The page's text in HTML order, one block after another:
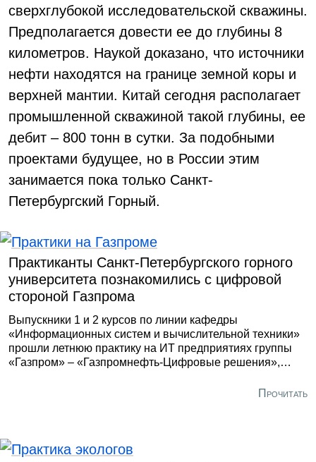
сверхглубокой исследовательской скважины.
Предполагается довести ее до глубины 8
километров. Наукой доказано, что источники
нефти находятся на границе земной коры и
верхней мантии. Китай сегодня располагает
промышленной скважиной такой глубины, ее
дебит – 800 тонн в сутки. За подобными
проектами будущее, но в России этим
занимается пока только Санкт-
Петербургский Горный.
Практиканты Санкт-Петербургского горного
университета познакомились с цифровой
стороной Газпрома
Выпускники 1 и 2 курсов по линии кафедры
«Информационных систем и вычислительной техники»
прошли летнюю практику на ИТ предприятиях группы
«Газпром» – «Газпромнефть-Цифровые решения»,
газораспределительной компании ООО «ГазпромПрочитать